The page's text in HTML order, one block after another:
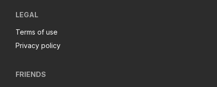
LEGAL
Terms of use
Privacy policy
FRIENDS